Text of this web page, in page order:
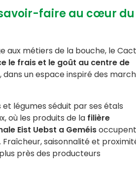
faire au cœur du
aux métiers de la bouche, le
le frais et le goût au centre de
,dans un espace inspiré des
et légumes séduit par ses étals
où les produits de la filière
Eist Uebst a Geméisoccupent
Fraîcheur, saisonnalité et
près des producteurs